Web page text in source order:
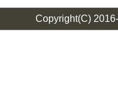
Copyright(C)